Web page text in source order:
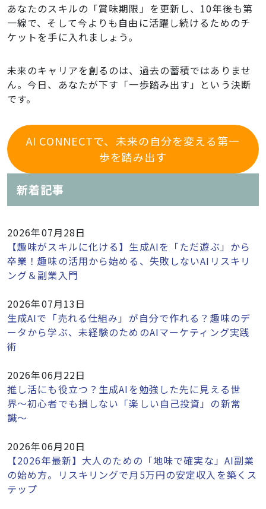
あなたのスキルの「賞味期限」を更新し、10年後も第
一線で、そして今よりも自由に活躍し続けるためのチ
ケットを手に入れましょう。
未来のキャリアを創るのは、過去の蓄積ではありませ
ん。今日、あなたが下す「一歩踏み出す」という決断
です。
AI CONNECTで、未来の自分を変える第一
歩を踏み出す
新着記事
2026年07月28日
【趣味がスキルに化ける】生成AIを「ただ遊ぶ」から
卒業！趣味の活用から始める、失敗しないAIリスキリ
ング＆副業入門
2026年07月13日
生成AIで「売れる仕組み」が自分で作れる？趣味のデ
ータから学ぶ、未経験のためのAIマーケティング実践
術
2026年06月22日
推し活にも役立つ？生成AIを勉強した先に見える世
界〜初心者でも損しない「楽しい自己投資」の新常
識〜
2026年06月20日
【2026年最新】大人のための「地味で確実な」AI副業
の始め方。リスキリングで月5万円の安定収入を築くス
テップ